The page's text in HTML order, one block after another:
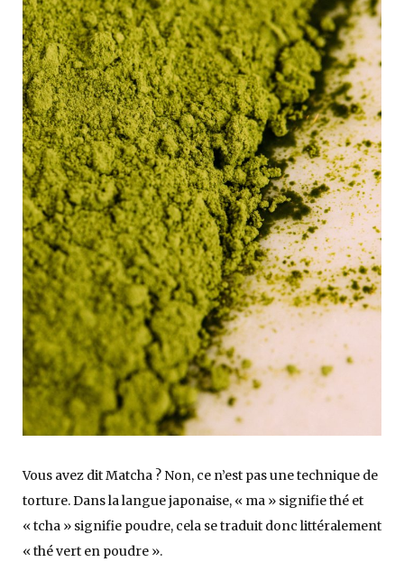
Vous avez dit Matcha ? Non, ce n’est pas une technique de
torture. Dans la langue japonaise, « ma » signifie thé et
« tcha » signifie poudre, cela se traduit donc littéralement
« thé vert en poudre ».